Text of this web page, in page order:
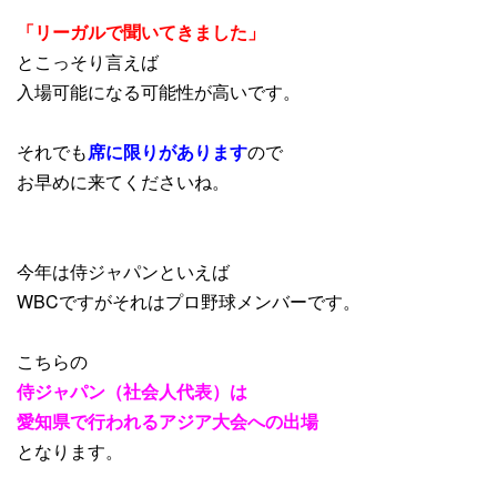
「リーガルで聞いてきました」
とこっそり言えば
入場可能になる可能性が高いです。
それでも席に限りがありますので
お早めに来てくださいね。
今年は侍ジャパンといえば
WBCですがそれはプロ野球メンバーです。
こちらの
侍ジャパン（社会人代表）は
愛知県で行われるアジア大会への出場
となります。